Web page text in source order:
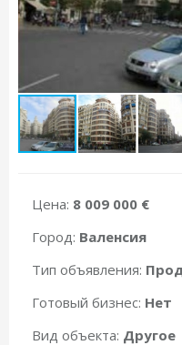
Цена: 8 009 000 €
Город: Валенсия
Тип объявления:
Готовый бизнес: Нет
Вид объекта: Другое